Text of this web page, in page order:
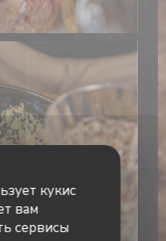
кукис
вам
сервисы